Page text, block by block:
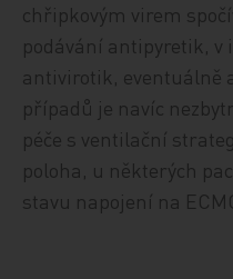
chřipkovým virem
podávání antipyretik, v
antivirotik, eventuálně
případů je navíc
péče s ventilační
poloha, u některých
stavu napojení na